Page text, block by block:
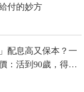
付的妙方
配息高又保本？一
：活到90歲，得繳
」！